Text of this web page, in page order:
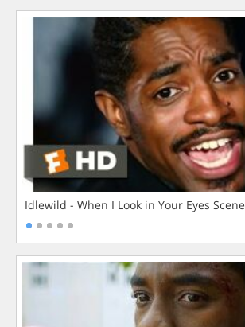
Idlewild - When I Look in Your Eyes Scene